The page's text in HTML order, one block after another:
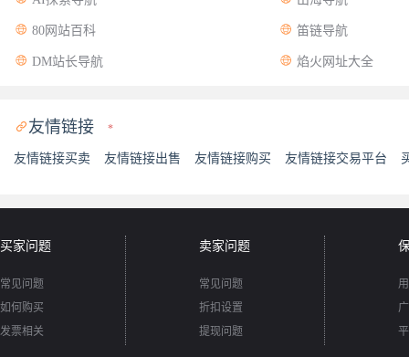
 80网站百科  笛链导航
 DM站长导航  焰火网址大全
友情链接 *
友情链接买卖 友情链接出售 友情链接购买 友情链接交易平台
买家问题
常见问题
如何购买
发票相关
卖家问题
常见问题
折扣设置
提现问题